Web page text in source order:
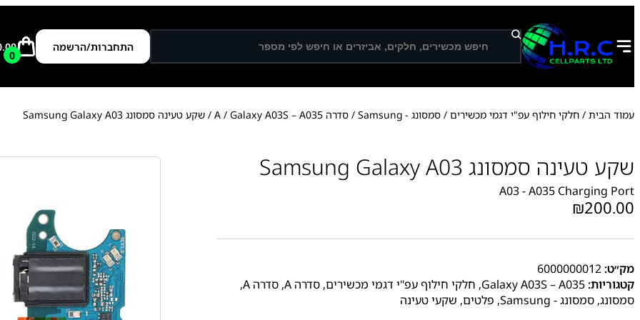
ח
י
פ
התחברות/הרשמה
0
עמוד הבית / חלקי חילוף עפ"י דגמי מכשירים / סמסונג - Samsung / סדרה A / Galaxy A03S – A035 / שקע טעינה סמסונג Samsung Galaxy A03
שקע טעינה סמסונג Samsung Galaxy A03
A03 - A035 Charging Port
₪200.00
מק״ט: 6000000012
קטגוריות: Galaxy A03S – A035
, חלקי חילוף עפ"י דגמי מכשירים, סדרה A , סדרה A
,
סמסונג, סמסונג - Samsung , פלטים, שקעי טעינה